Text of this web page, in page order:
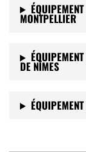
MONTPELLIER
DE NÎMES